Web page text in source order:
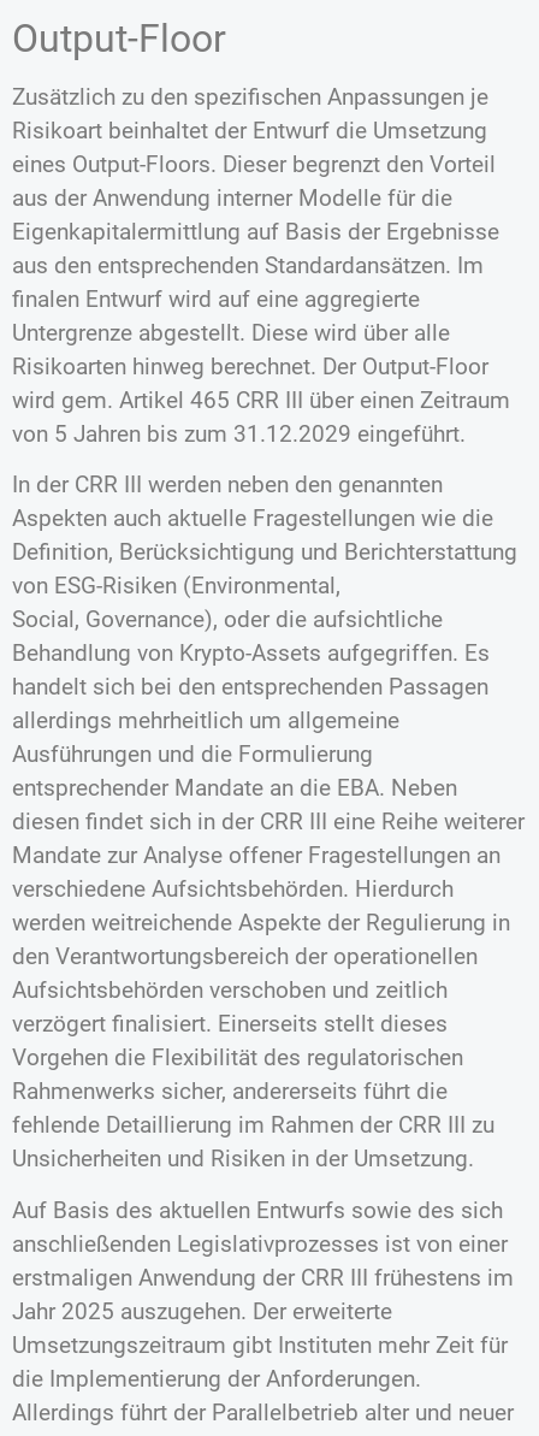
Output-Floor
Zusätzlich zu den spezifischen Anpassungen je
Risikoart beinhaltet der Entwurf die Umsetzung
eines Output-Floors. Dieser begrenzt den Vorteil
aus der Anwendung interner Modelle für die
Eigenkapitalermittlung auf Basis der Ergebnisse
aus den entsprechenden Standardansätzen. Im
finalen Entwurf wird auf eine aggregierte
Untergrenze abgestellt. Diese wird über alle
Risikoarten hinweg berechnet. Der Output-Floor
wird gem. Artikel 465 CRR III über einen Zeitraum
von 5 Jahren bis zum 31.12.2029 eingeführt.
In der CRR III werden neben den genannten
Aspekten auch aktuelle Fragestellungen wie die
Definition, Berücksichtigung und Berichterstattung
von ESG-Risiken (Environmental,
Social, Governance), oder die aufsichtliche
Behandlung von Krypto-Assets aufgegriffen. Es
handelt sich bei den entsprechenden Passagen
allerdings mehrheitlich um allgemeine
Ausführungen und die Formulierung
entsprechender Mandate an die EBA. Neben
diesen findet sich in der CRR III eine Reihe weiterer
Mandate zur Analyse offener Fragestellungen an
verschiedene Aufsichtsbehörden. Hierdurch
werden weitreichende Aspekte der Regulierung in
den Verantwortungsbereich der operationellen
Aufsichtsbehörden verschoben und zeitlich
verzögert finalisiert. Einerseits stellt dieses
Vorgehen die Flexibilität des regulatorischen
Rahmenwerks sicher, andererseits führt die
fehlende Detaillierung im Rahmen der CRR III zu
Unsicherheiten und Risiken in der Umsetzung.
Auf Basis des aktuellen Entwurfs sowie des sich
anschließenden Legislativprozesses ist von einer
erstmaligen Anwendung der CRR III frühestens im
Jahr 2025 auszugehen. Der erweiterte
Umsetzungszeitraum gibt Instituten mehr Zeit für
die Implementierung der Anforderungen.
Allerdings führt der Parallelbetrieb alter und neuer